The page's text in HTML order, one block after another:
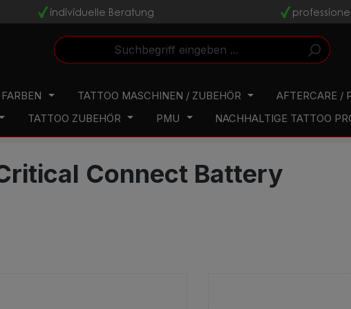
vindividuelle Beratung v
TATTOO MASCHINEN / ZUBEHÖR AFTERCARE /
TATTOO ZUBEHÖR PMU NACHHALTIGE TATTOO
Connect Battery